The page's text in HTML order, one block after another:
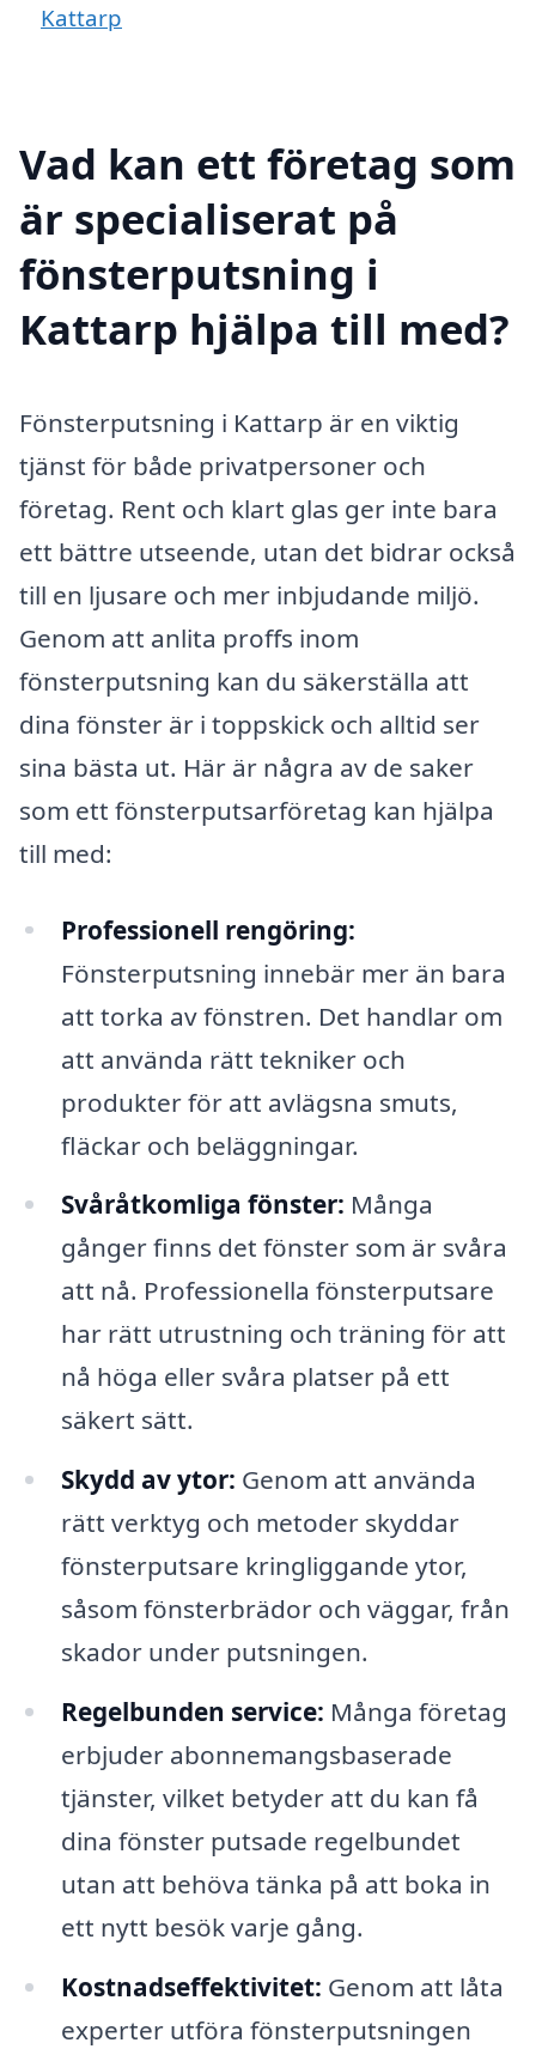
Kattarp
Vad kan ett företag som
är specialiserat på
fönsterputsning i
Kattarp hjälpa till med?
Fönsterputsning i Kattarp är en viktig
tjänst för både privatpersoner och
företag. Rent och klart glas ger inte bara
ett bättre utseende, utan det bidrar också
till en ljusare och mer inbjudande miljö.
Genom att anlita proffs inom
fönsterputsning kan du säkerställa att
dina fönster är i toppskick och alltid ser
sina bästa ut. Här är några av de saker
som ett fönsterputsarföretag kan hjälpa
till med:
Professionell rengöring:
Fönsterputsning innebär mer än bara
att torka av fönstren. Det handlar om
att använda rätt tekniker och
produkter för att avlägsna smuts,
fläckar och beläggningar.
Svåråtkomliga fönster: Många
gånger finns det fönster som är svåra
att nå. Professionella fönsterputsare
har rätt utrustning och träning för att
nå höga eller svåra platser på ett
säkert sätt.
Skydd av ytor: Genom att använda
rätt verktyg och metoder skyddar
fönsterputsare kringliggande ytor,
såsom fönsterbrädor och väggar, från
skador under putsningen.
Regelbunden service: Många företag
erbjuder abonnemangsbaserade
tjänster, vilket betyder att du kan få
dina fönster putsade regelbundet
utan att behöva tänka på att boka in
ett nytt besök varje gång.
Kostnadseffektivitet: Genom att låta
experter utföra fönsterputsningen